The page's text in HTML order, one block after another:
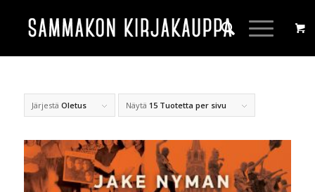
Järjestä Oletus Näytä 15 Tuotetta per sivu